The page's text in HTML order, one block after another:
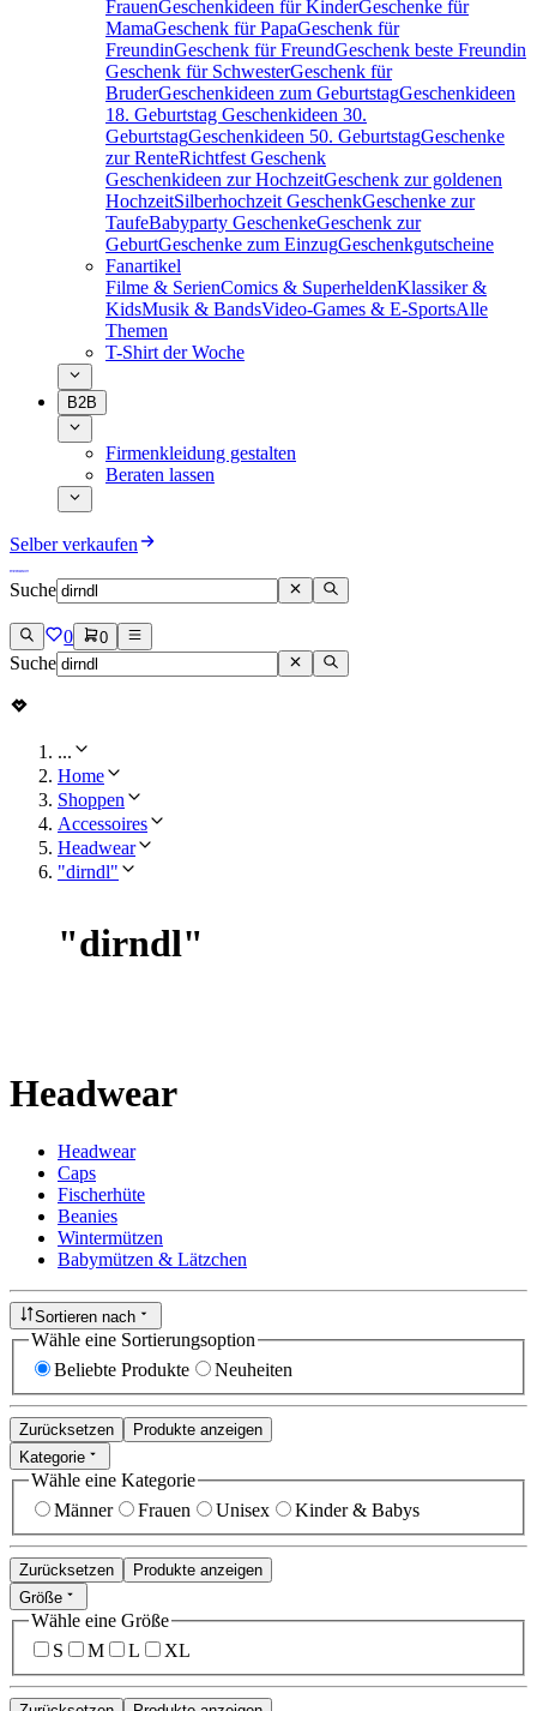
FrauenGeschenkideen für KinderGeschenke für
MamaGeschenk für PapaGeschenk für
FreundinGeschenk für FreundGeschenk beste Freundin
Geschenk für SchwesterGeschenk für
BruderGeschenkideen zum GeburtstagGeschenkideen
18. Geburtstag Geschenkideen 30.
GeburtstagGeschenkideen 50. GeburtstagGeschenke
zur RenteRichtfest Geschenk
Geschenkideen zur HochzeitGeschenk zur goldenen
HochzeitSilberhochzeit GeschenkGeschenke zur
TaufeBabyparty GeschenkeGeschenk zur
GeburtGeschenke zum EinzugGeschenkgutscheine
Fanartikel
Filme & SerienComics & SuperheldenKlassiker &
KidsMusik & BandsVideo-Games & E-SportsAlle
Themen
T-Shirt der Woche
B2B
Firmenkleidung gestalten
Beraten lassen
Selber verkaufen
Suche
0 0
Suche
...
Home
Shoppen
Accessoires
Headwear
"dirndl"
"dirndl"
Headwear
Headwear
Caps
Fischerhüte
Beanies
Wintermützen
Babymützen & Lätzchen
Sortieren nach
Wähle eine Sortierungsoption
Beliebte Produkte
Neuheiten
Zurücksetzen
Produkte anzeigen
Kategorie
Wähle eine Kategorie
Männer
Frauen Unisex Kinder & Babys
Zurücksetzen
Produkte anzeigen
Größe
Wähle eine Größe
S
M L XL